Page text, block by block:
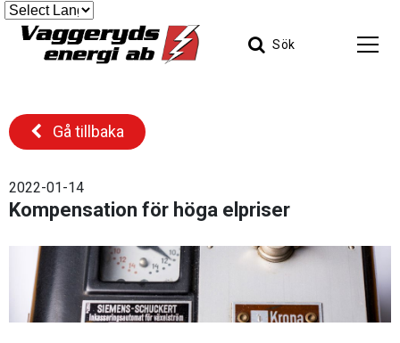
Sök
Gå tillbaka
2022-01-14
Kompensation för höga elpriser